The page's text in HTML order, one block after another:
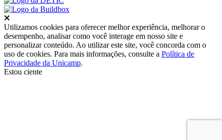
Utilizamos cookies para oferecer melhor experiência, melhorar o
desempenho, analisar como você interage em nosso site e
personalizar conteúdo. Ao utilizar este site, você concorda com o
uso de cookies. Para mais informações, consulte a Política de
Privacidade da Unicamp.
Estou ciente